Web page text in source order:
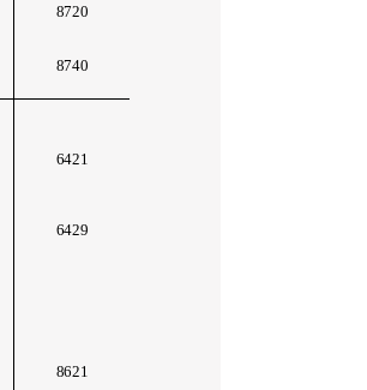
8720
8740
6421
6429
8621